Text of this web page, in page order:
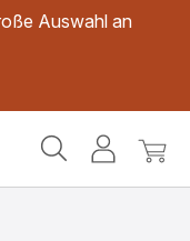
Auswahl an
Mein
Mein